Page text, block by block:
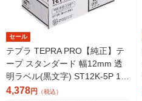
セール
テプラ TEPRA PRO【純正】テ
ープ スタンダード 幅12mm 透
明ラベル(黒文字) ST12K-5P 1セ
ット（5個入） キングジム
4,378円 （税込）